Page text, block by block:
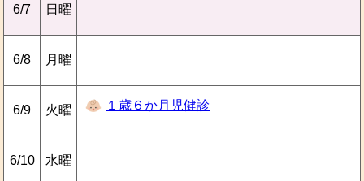
6/7 日曜
6/8 月曜
6/9 火曜 １歳６か月児健診
6/10 水曜